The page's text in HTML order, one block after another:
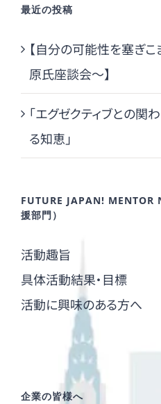
最近の投稿
【自分の可能性を塞ぎ
原氏座談会～】
「エグゼクティブとの関
る知恵」
FUTURE JAPAN! MENTOR
援部門）
活動趣旨
具体活動結果・目標
活動に興味のある方へ
企業の皆様へ